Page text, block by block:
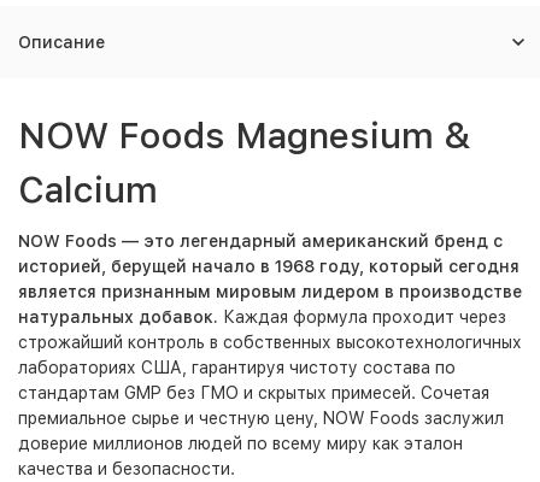
Описание
NOW Foods Magnesium &
Calcium
NOW Foods — это легендарный американский бренд с
историей, берущей начало в 1968 году, который сегодня
является признанным мировым лидером в производстве
натуральных добавок. Каждая формула проходит через
строжайший контроль в собственных высокотехнологичных
лабораториях США, гарантируя чистоту состава по
стандартам GMP без ГМО и скрытых примесей. Сочетая
премиальное сырье и честную цену, NOW Foods заслужил
доверие миллионов людей по всему миру как эталон
качества и безопасности.